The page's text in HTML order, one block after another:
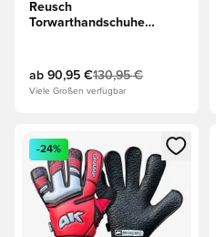
Reusch
Torwarthandschuhe
Ozeans
ab 90,95 €130,95 €
Viele Größen verfügbar
Öffnet ein neues Fenster
-24%